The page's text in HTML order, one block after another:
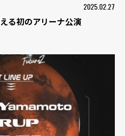
2025.02.27
る初のアリーナ公演